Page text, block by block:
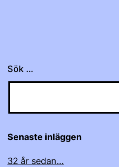
Sök …
Senaste inläggen
32 år sedan…